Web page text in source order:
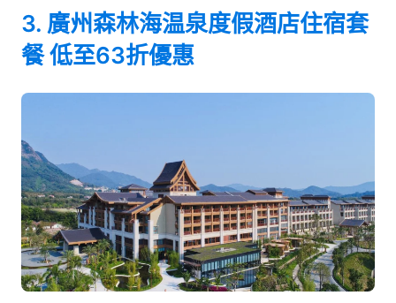
3. 廣州森林海温泉度假酒店住宿套
餐 低至63折優惠